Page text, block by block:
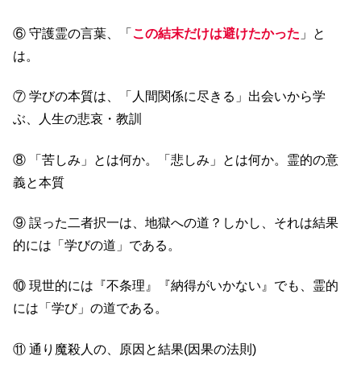
⑥ 守護霊の言葉、「 この結末だけは避けたかった 」と
は。
⑦ 学びの本質は、「人間関係に尽きる」出会いから学
ぶ、人生の悲哀・教訓
⑧ 「苦しみ」とは何か。「悲しみ」とは何か。霊的の意
義と本質
⑨ 誤った二者択一は、地獄への道？しかし、それは結果
的には「学びの道」である。
⑩ 現世的には『不条理』『納得がいかない』でも、霊的
には「学び」の道である。
⑪ 通り魔殺人の、原因と結果(因果の法則)